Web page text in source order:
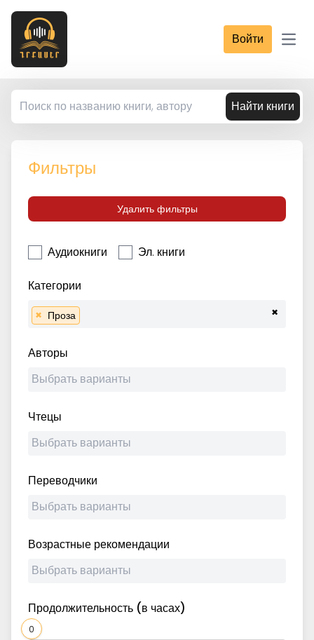
Войти
Найти книги
Фильтры
Удалить фильтры
Аудиокниги Эл. книги
Категории
×
× Проза
Авторы
Чтецы
Переводчики
Возрастные рекомендации
Продолжительность (в часах)
0